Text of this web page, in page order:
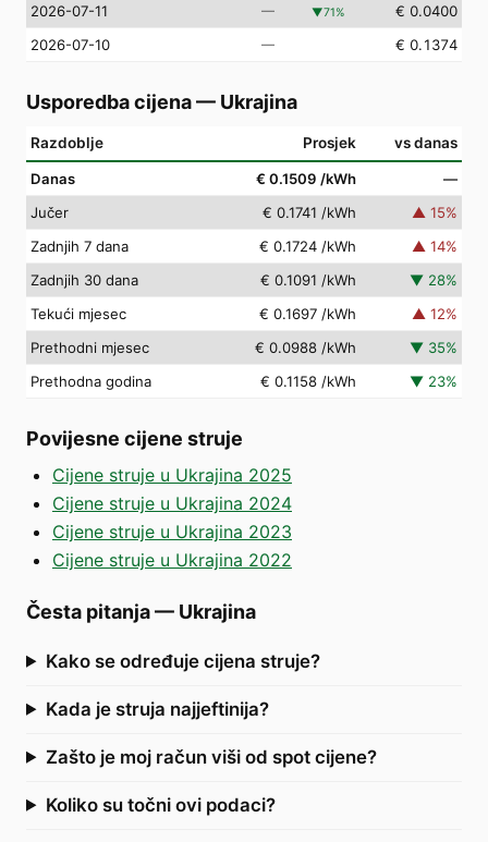
2026-07-11
— ▼71%
€ 0.0400
2026-07-10
— € 0.1374
Usporedba cijena— Ukrajina
Razdoblje Prosjek vs danas
Danas € 0.1509 /kWh
—
Jučer
€ 0.1741 /kWh ▲ 15%
Zadnjih 7 dana
€ 0.1724 /kWh ▲ 14%
Zadnjih 30 dana
€ 0.1091 /kWh ▼ 28%
Tekući mjesec
€ 0.1697 /kWh ▲ 12%
Prethodni mjesec
€ 0.0988 /kWh ▼ 35%
Prethodna godina
€ 0.1158 /kWh ▼ 23%
Povijesne cijene struje
Cijene struje u Ukrajina 2025
Cijene struje u Ukrajina 2024
Cijene struje u Ukrajina 2023
Cijene struje u Ukrajina 2022
Česta pitanja— Ukrajina
Kako se određuje cijena struje?
Kada je struja najjeftinija?
Zašto je moj račun viši od spot cijene?
Koliko su točni ovi podaci?